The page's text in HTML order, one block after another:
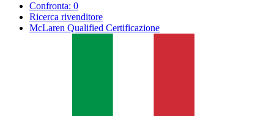
Confronta: 0
Ricerca rivenditore
McLaren Qualified Certificazione